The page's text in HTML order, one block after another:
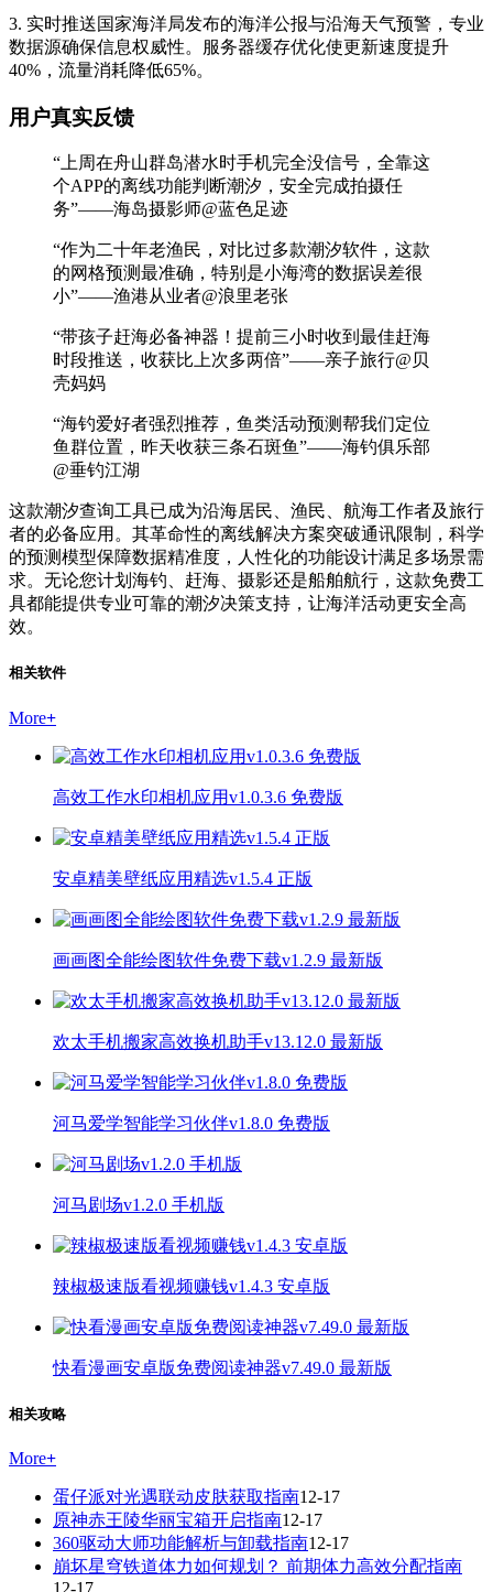
3. 实时推送国家海洋局发布的海洋公报与沿海天气预警，专业
数据源确保信息权威性。服务器缓存优化使更新速度提升
40%，流量消耗降低65%。
用户真实反馈
“上周在舟山群岛潜水时手机完全没信号，全靠这
个APP的离线功能判断潮汐，安全完成拍摄任
务”——海岛摄影师@蓝色足迹
“作为二十年老渔民，对比过多款潮汐软件，这款
的网格预测最准确，特别是小海湾的数据误差很
小”——渔港从业者@浪里老张
“带孩子赶海必备神器！提前三小时收到最佳赶海
时段推送，收获比上次多两倍”——亲子旅行@贝
壳妈妈
“海钓爱好者强烈推荐，鱼类活动预测帮我们定位
鱼群位置，昨天收获三条石斑鱼”——海钓俱乐部
@垂钓江湖
这款潮汐查询工具已成为沿海居民、渔民、航海工作者及旅行
者的必备应用。其革命性的离线解决方案突破通讯限制，科学
的预测模型保障数据精准度，人性化的功能设计满足多场景需
求。无论您计划海钓、赶海、摄影还是船舶航行，这款免费工
具都能提供专业可靠的潮汐决策支持，让海洋活动更安全高
效。
相关软件
More+
高效工作水印相机应用v1.0.3.6 免费版
安卓精美壁纸应用精选v1.5.4 正版
画画图全能绘图软件免费下载v1.2.9 最新版
欢太手机搬家高效换机助手v13.12.0 最新版
河马爱学智能学习伙伴v1.8.0 免费版
河马剧场v1.2.0 手机版
辣椒极速版看视频赚钱v1.4.3 安卓版
快看漫画安卓版免费阅读神器v7.49.0 最新版
相关攻略
More+
蛋仔派对光遇联动皮肤获取指南12-17
原神赤王陵华丽宝箱开启指南12-17
360驱动大师功能解析与卸载指南12-17
崩坏星穹铁道体力如何规划？ 前期体力高效分配指南
12-17